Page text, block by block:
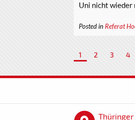
Wenn du ein
Posted in Referat
Uni nicht wieder
1 2 3 4
Thüringer